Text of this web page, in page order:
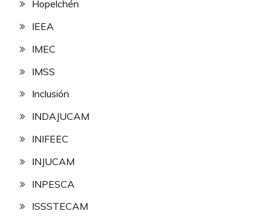
Hopelchén
IEEA
IMEC
IMSS
Inclusión
INDAJUCAM
INIFEEC
INJUCAM
INPESCA
ISSSTECAM